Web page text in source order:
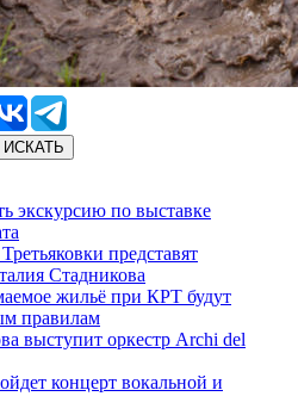
экскурсию по выставке
представят
Стадникова
жильё при КРТ будут
правилам
выступит оркестр Archi del
концерт вокальной и